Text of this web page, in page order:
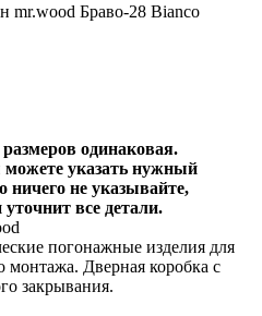
mr.wood Браво-28 Bianco
одинаковая.
указать нужный
ничего не указывайте,
все детали.
погонажные изделия для
монтажа. Дверная коробка с
закрывания.